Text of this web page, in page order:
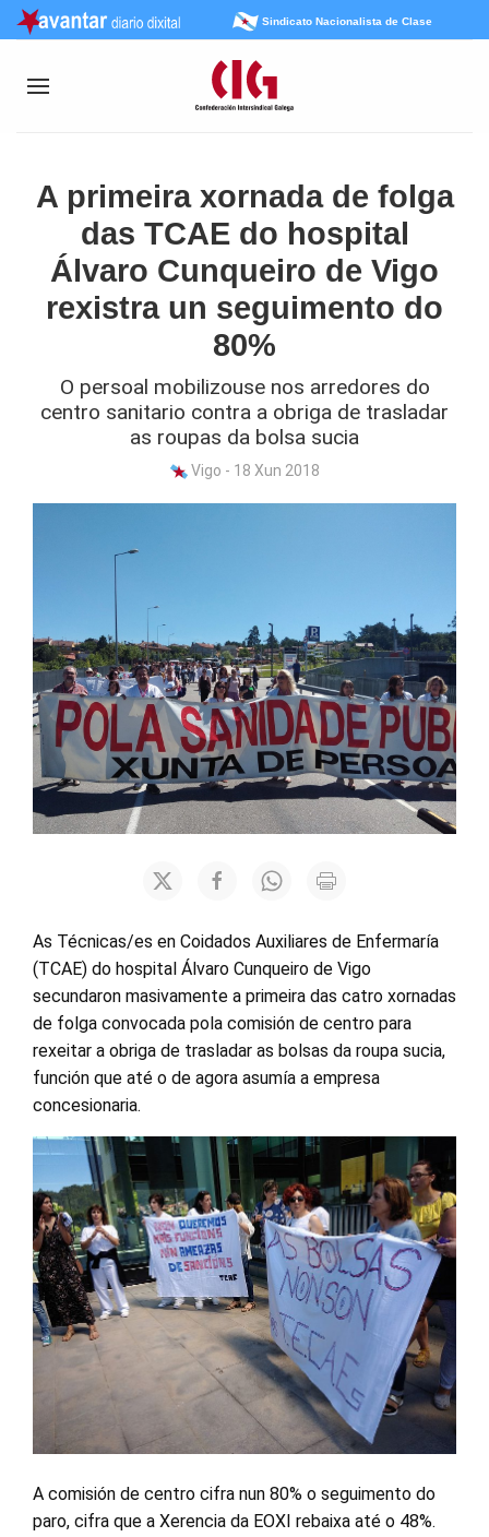
Sindicato Nacionalista de Clase
A primeira xornada de folga
das TCAE do hospital
Álvaro Cunqueiro de Vigo
rexistra un seguimento do
80%
O persoal mobilizouse nos arredores do
centro sanitario contra a obriga de trasladar
as roupas da bolsa sucia
Vigo - 18 Xun 2018
As Técnicas/es en Coidados Auxiliares de Enfermaría
(TCAE) do hospital Álvaro Cunqueiro de Vigo
secundaron masivamente a primeira das catro xornadas
de folga convocada pola comisión de centro para
rexeitar a obriga de trasladar as bolsas da roupa sucia,
función que até o de agora asumía a empresa
concesionaria.
A comisión de centro cifra nun 80% o seguimento do
paro, cifra que a Xerencia da EOXI rebaixa até o 48%.